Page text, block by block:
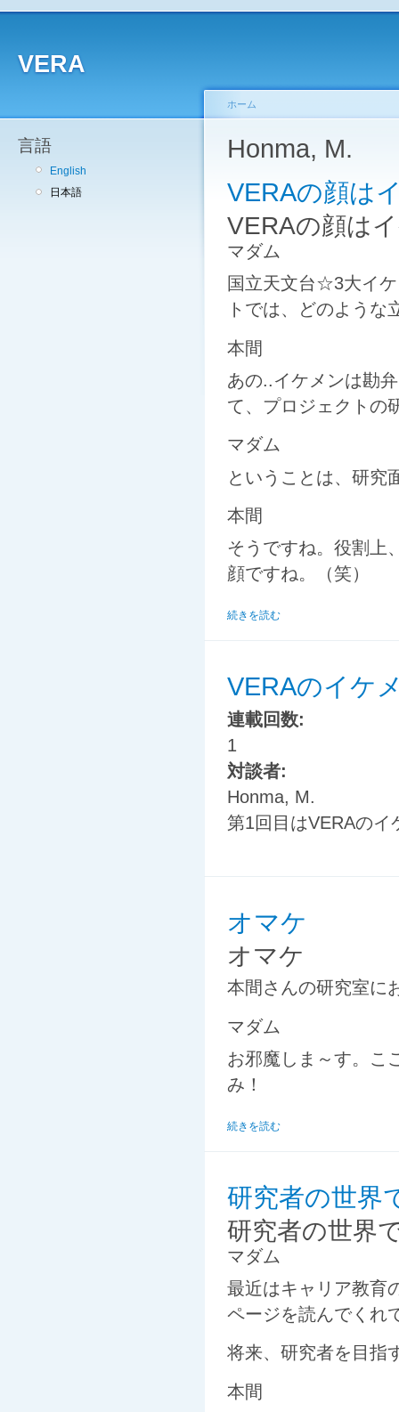
VERA
言語
English
日本語
ホーム
Honma, M.
VERAの顔は
VERAの顔は
マダム
国立天文台☆3大イ
トでは、どのような
本間
あの..イケメンは勘
て、プロジェクトの
マダム
ということは、研究
本間
そうですね。役割上
顔ですね。（笑）
続きを読む
VERAのイケ
連載回数:
1
対談者:
Honma, M.
第1回目はVERAの
オマケ
オマケ
本間さんの研究室に
マダム
お邪魔しま～す。こ
み！
続きを読む
研究者の世界
研究者の世界
マダム
最近はキャリア教育
ページを読んでくれ
将来、研究者を目指
本間